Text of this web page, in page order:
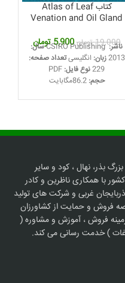
کتاب Atlas of Leaf
Venation and Oil Gland
Eucalypts19,000 تومانقیمت
اصلی:
19,000 تومان
بود.
5,900تومانقیمت
فعلی:
5,900 تومان.
ناشر:CSIRO Publishing
سال:
2013زبان:انگلیسیتعداد صفحه:
229نوع فایل: PDF
حجم:86.2مگابایت
بذر، نهال ، کود و سایر
با همکاری ناظرین و کادر
غربی و شرکت های تولید
فروش و حمایت از کشاورزان
فروش ، آموزش و مشاوره (
) خدمت رسانی می کند.